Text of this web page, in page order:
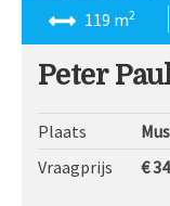
119 m2
Peter
Plaats
Vraagprijs
€